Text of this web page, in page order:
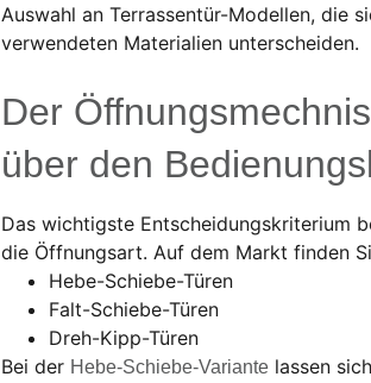
Auswahl an Terrassentür-Modellen, die
verwendeten Materialien unterscheiden.
Der
über den
Das wichtigste Entscheidungskriterium
die Öffnungsart. Auf dem Markt finden
Hebe-Schiebe-Türen
Falt-Schiebe-Türen
Dreh-Kipp-Türen
Bei der Hebe-Schiebe-Variante lassen